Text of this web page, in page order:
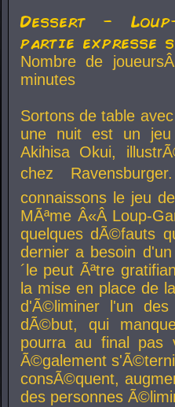
Dessert -
partie expresse
Nombre de
minutes
Sortons de table
une nuit est un
Akihisa Okui,
chez
connaissons le jeu
MÃªme Â«Â Loup-
quelques dÃ©fauts
dernier a besoin
´le peut Ãªtre
la mise en place de
d'Ã©liminer l'un
dÃ©but, qui
pourra au final pas
Ã©galement
consÃ©quent,
des personnes